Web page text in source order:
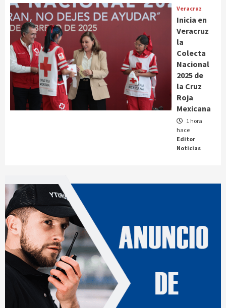
Veracruz
Inicia en
Veracruz
la
Colecta
Nacional
2025 de
la Cruz
Roja
Mexicana
1 hora
hace
Editor
Noticias